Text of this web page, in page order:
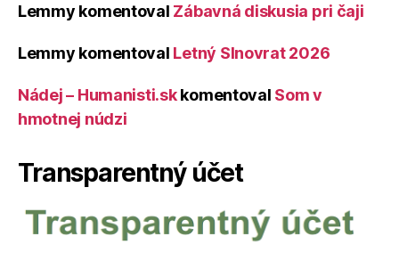
Lemmy komentoval Zábavná diskusia pri čaji
Lemmy komentoval Letný Slnovrat 2026
Nádej – Humanisti.skkomentoval Som v
hmotnej núdzi
Transparentný účet